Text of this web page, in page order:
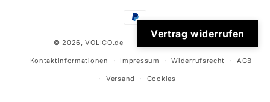
Zahlungsmethoden
© 2026,VOLICO.de
Kontaktinformationen Impressum Widerrufsrecht AGB
Versand Cookies
Vertrag widerrufen